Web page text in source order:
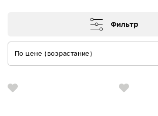
Фильтр
По цене (возрастание)